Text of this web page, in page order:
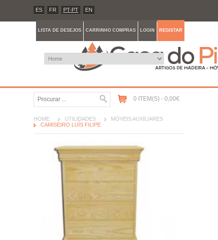
ES FR PT-PT EN
LISTA DE DESEJOS CARRINHO COMPRAS LOGIN REGISTAR
0 ITEM(S) - 0,00€
HOME UTILIDADES
MÓVEIS AUXILIARES
CAMISEIRO LUÍS FILIPE